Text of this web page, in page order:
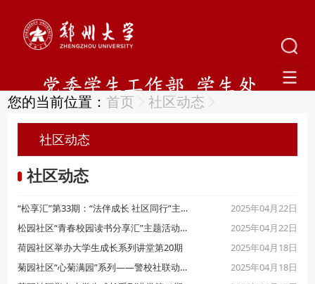
您的当前位置：首页 社区动态
社区动态
社区动态
“松享汇”第33期：“法伴成长 社区同行”主题活动成功举办
2025年04月22日
松园社区“青春校园读书分享汇”主题活动圆满落幕
2025年04月22日
荷园社区举办大学生成长系列讲堂第20期
2025年04月18日
菊园社区“心菊满园”系列——警校社联动共筑安全防线
2025年04月18日